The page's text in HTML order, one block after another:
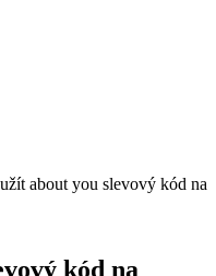
about you slevový kód na
kód na